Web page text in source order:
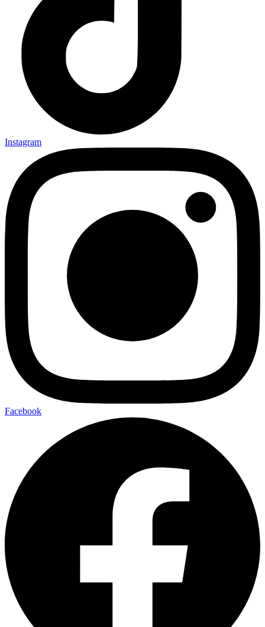
Instagram
Facebook